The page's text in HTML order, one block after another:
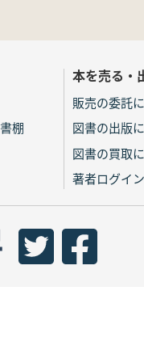
棚
本を売る・
販売の委託
図書の出版
図書の買取
著者ログイン